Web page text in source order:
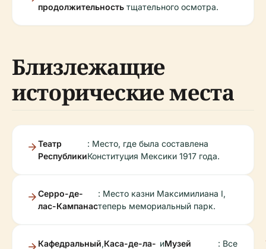
продолжительность тщательного осмотра.
Близлежащие
исторические места
Театр
Республики
: Место, где была составлена
Конституция Мексики 1917 года.
Серро-де-
лас-Кампанас
: Место казни Максимилиана I,
теперь мемориальный парк.
Кафедральный,Каса-де-ла- иМузей
: Все